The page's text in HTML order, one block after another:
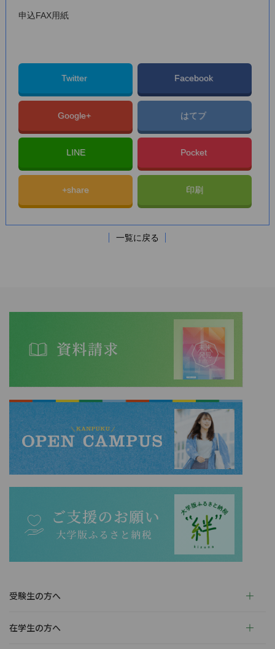
申込FAX用紙
Twitter Facebook
Google+ はてブ
LINE Pocket
+share 印刷
一覧に戻る
受験生の方へ
在学生の方へ